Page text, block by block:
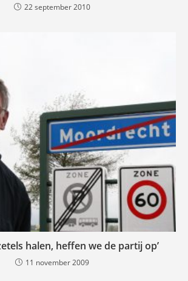
22 september 2010
halen, heffen we de partij op’
11 november 2009